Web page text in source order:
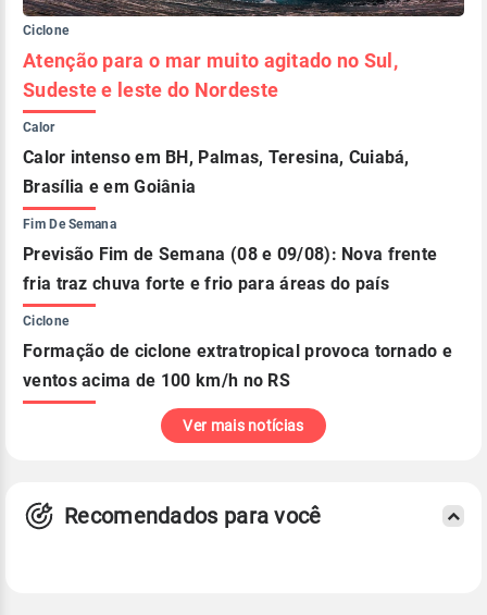
Ciclone
Atenção para o mar muito agitado no Sul,
Sudeste e leste do Nordeste
Calor
Calor intenso em BH, Palmas, Teresina, Cuiabá,
Brasília e em Goiânia
Fim De Semana
Previsão Fim de Semana (08 e 09/08): Nova frente
fria traz chuva forte e frio para áreas do país
Ciclone
Formação de ciclone extratropical provoca tornado e
ventos acima de 100 km/h no RS
Ver mais notícias
Recomendados para você